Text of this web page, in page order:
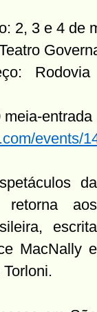
2, 3 e 4 de
entrada
events/
da
retorna aos
escrita
MacNally e